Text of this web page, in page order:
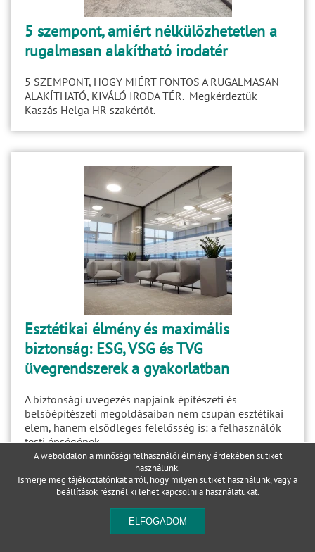
5 szempont, amiért nélkülözhetetlen a
rugalmasan alakítható irodatér
5 SZEMPONT, HOGY MIÉRT FONTOS A RUGALMASAN
ALAKÍTHATÓ, KIVÁLÓ IRODA TÉR. Megkérdeztük
Kaszás Helga HR szakértőt.
Esztétikai élmény és maximális
biztonság: ESG, VSG és TVG
üvegrendszerek a gyakorlatban
A biztonsági üvegezés napjaink építészeti és
belsőépítészeti megoldásaiban nem csupán esztétikai
elem, hanem elsődleges felelősség is: a felhasználók
testi épségének...
1 2 3 4 következő
A weboldalon a minőségi felhasználói élmény érdekében sütiket
használunk.
Ismerje meg tájékoztatónkat arról, hogy milyen sütiket használunk, vagy a
beállításokrésznél ki lehet kapcsolni a használatukat.
ELFOGADOM